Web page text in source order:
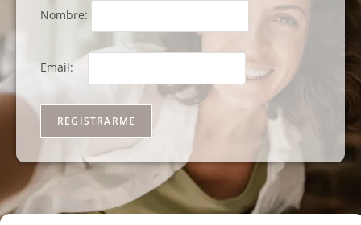
Nombre:
Email: